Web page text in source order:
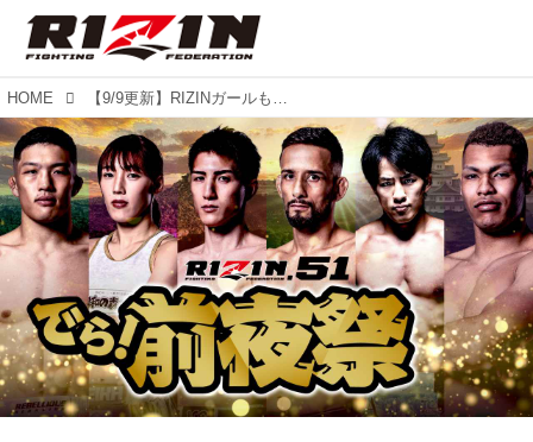
HOME 【9/9更新】RIZINガールも出演決定！9/27(土)過去最大規模で開催！豪華ファイターが集結するRIZIN.51「でら！前夜祭」